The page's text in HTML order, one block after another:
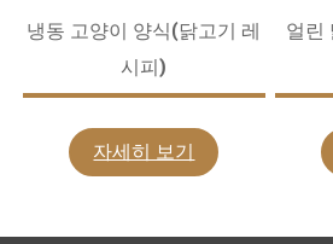
냉동 고양이 양식(닭고기 레
시피)
자세히 보기
얼린